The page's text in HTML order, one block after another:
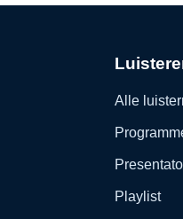
Alle
Playlist